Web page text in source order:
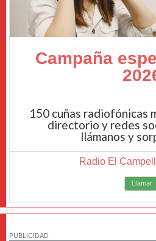
Campaña
150 cuñas radiofónicas
directorio y redes
llámanos y
Radio El
Llamar
PUBLICIDAD